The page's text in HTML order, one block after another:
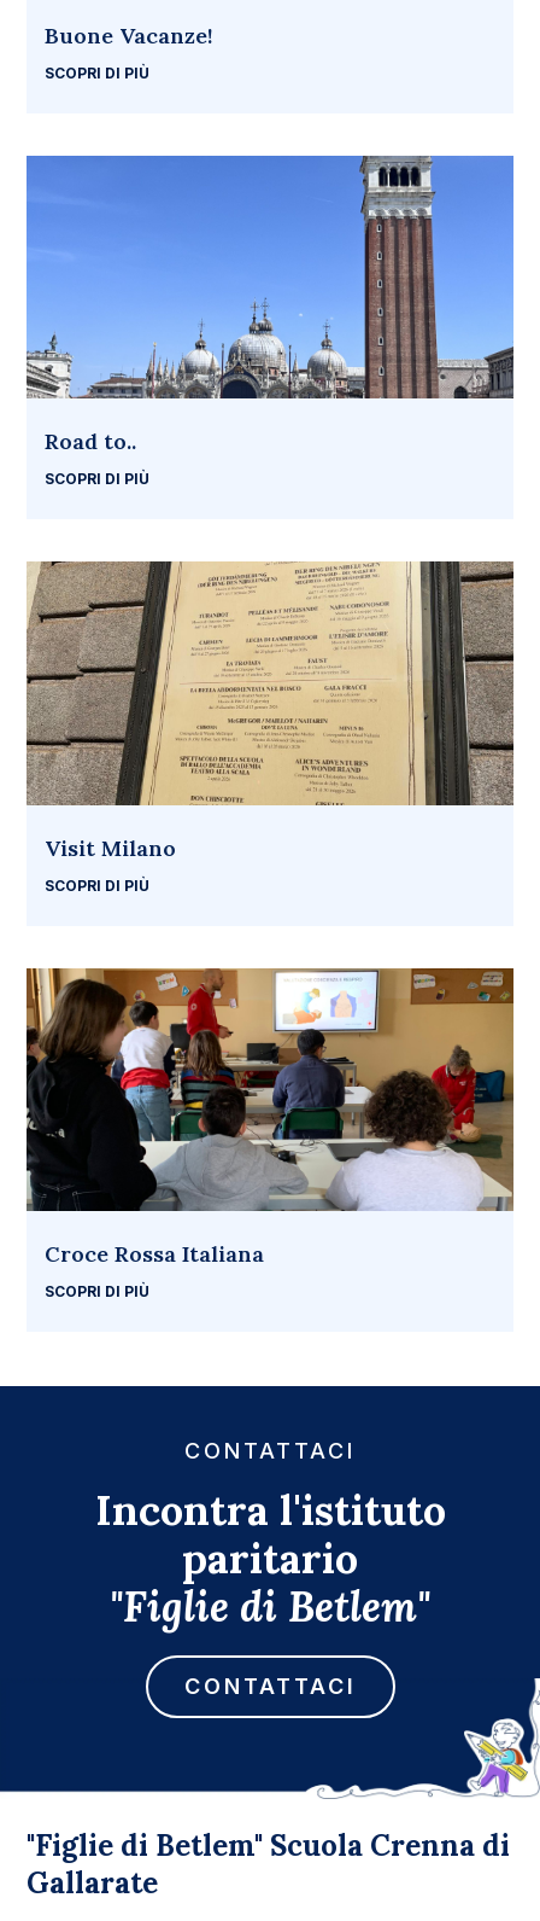
Buone Vacanze!
SCOPRI DI PIÙ
Road to..
SCOPRI DI PIÙ
Visit Milano
SCOPRI DI PIÙ
Croce Rossa Italiana
SCOPRI DI PIÙ
CONTATTACI
Incontra l'istituto
paritario
"Figlie di Betlem"
CONTATTACI
"Figlie di Betlem" Scuola Crenna di
Gallarate